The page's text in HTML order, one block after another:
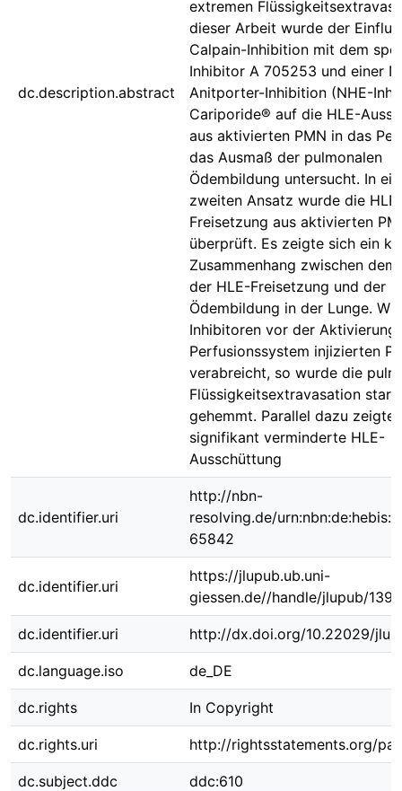
dc.description.abstract
extremen
dieser Arbeit wurde der
Calpain-Inhibition mit dem
Inhibitor A 705253 und einer
Anitporter-Inhibition (NHE-
Cariporide® auf die HLE-
aus aktivierten PMN in das
das Ausmaß der pulmonalen
Ödembildung untersucht. In
zweiten Ansatz wurde die
Freisetzung aus aktivierten
überprüft. Es zeigte sich ein
Zusammenhang zwischen dem
der HLE-Freisetzung und der
Ödembildung in der Lunge.
Inhibitoren vor der Aktivierung
Perfusionssystem injizierten
verabreicht, so wurde die
Flüssigkeitsextravasation stark
gehemmt. Parallel dazu zeigte
signifikant verminderte HLE-
Ausschüttung
dc.identifier.uri
http://nbn-
resolving.de/
65842
dc.identifier.uri
https://jlupub.ub.uni-
giessen.de//handle/jlupub/
dc.identifier.uri http://dx.doi.org/10.22029/
dc.language.iso de_DE
dc.rights In Copyright
dc.rights.uri http://rightsstatements.org/
dc.subject.ddc ddc:610